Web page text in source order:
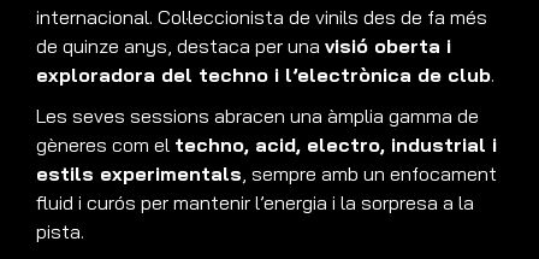
internacional. Col·leccionista de vinils des de fa més
de quinze anys, destaca per una visió oberta i
exploradora del techno i l’electrònica de club.
Les seves sessions abracen una àmplia gamma de
gèneres com el techno, acid, electro, industrial i
estils experimentals, sempre amb un enfocament
fluid i curós per mantenir l’energia i la sorpresa a la
pista.